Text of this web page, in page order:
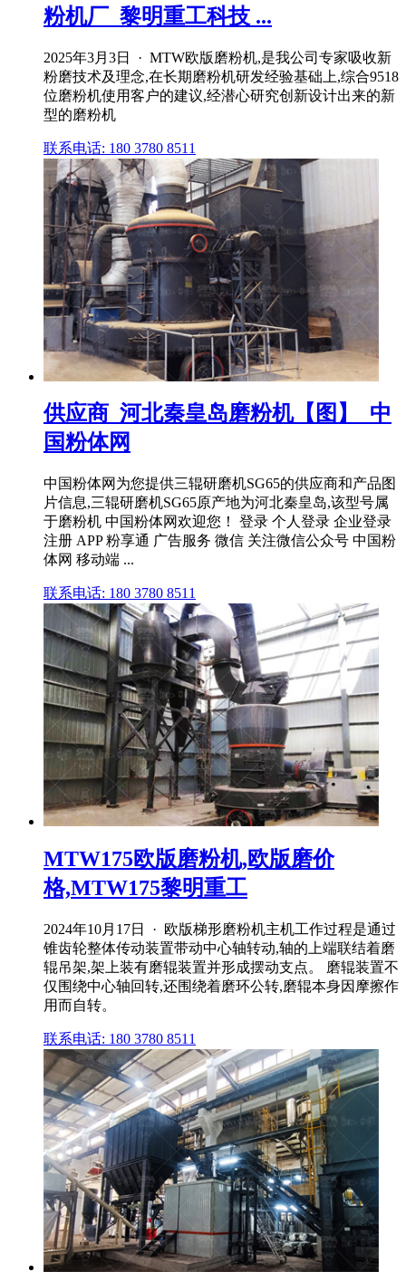
粉机厂_黎明重工科技 ...
2025年3月3日 · MTW欧版磨粉机,是我公司专家吸收新
粉磨技术及理念,在长期磨粉机研发经验基础上,综合9518
位磨粉机使用客户的建议,经潜心研究创新设计出来的新
型的磨粉机
联系电话: 180 3780 8511
供应商_河北秦皇岛磨粉机【图】_中
国粉体网
中国粉体网为您提供三辊研磨机SG65的供应商和产品图
片信息,三辊研磨机SG65原产地为河北秦皇岛,该型号属
于磨粉机 中国粉体网欢迎您！ 登录 个人登录 企业登录
注册 APP 粉享通 广告服务 微信 关注微信公众号 中国粉
体网 移动端 ...
联系电话: 180 3780 8511
MTW175欧版磨粉机,欧版磨价
格,MTW175黎明重工
2024年10月17日 · 欧版梯形磨粉机主机工作过程是通过
锥齿轮整体传动装置带动中心轴转动,轴的上端联结着磨
辊吊架,架上装有磨辊装置并形成摆动支点。 磨辊装置不
仅围绕中心轴回转,还围绕着磨环公转,磨辊本身因摩擦作
用而自转。
联系电话: 180 3780 8511